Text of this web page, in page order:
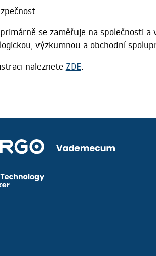
se zaměřuje na společnosti
výzkumnou a obchodní
naleznete ZDE.